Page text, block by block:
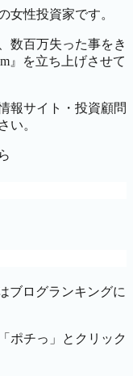
女性投資家です。
数百万失った事をき
』を立ち上げさせて
報サイト・投資顧問
い。
ブログランキングに
ポチっ」とクリック